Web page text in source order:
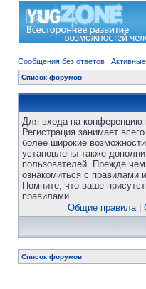
Сообщения без ответов |
Список форумов
Для входа на конференцию
Регистрация занимает
более широкие
установлены также
пользователей. Прежде
ознакомиться с правилами
Помните, что ваше
правилами.
Общие правила|
Список форумов